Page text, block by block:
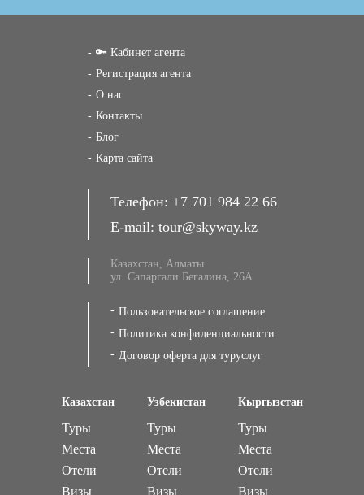
🔑 Кабинет агента
Регистрация агента
О нас
Контакты
Блог
Карта сайта
Телефон: +7 701 984 22 66
E-mail: tour@skyway.kz
Казахстан, Алматы
ул. Сапаргали Бегалина, 26А
Пользовательское соглашение
Политика конфиденциальности
Договор оферта для туруслуг
Казахстан
Туры
Места
Отели
Визы
Узбекистан
Туры
Места
Отели
Визы
Кыргызстан
Туры
Места
Отели
Визы